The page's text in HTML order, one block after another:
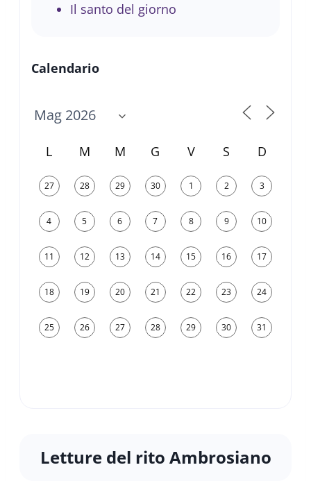
Il santo del giorno
Calendario
L M M G V S D
27 28 29 30 1 2 3
4 5 6 7 8 9 10
11 12 13 14 15 16 17
18 19 20 21 22 23 24
25 26 27 28 29 30 31
Letture del rito Ambrosiano